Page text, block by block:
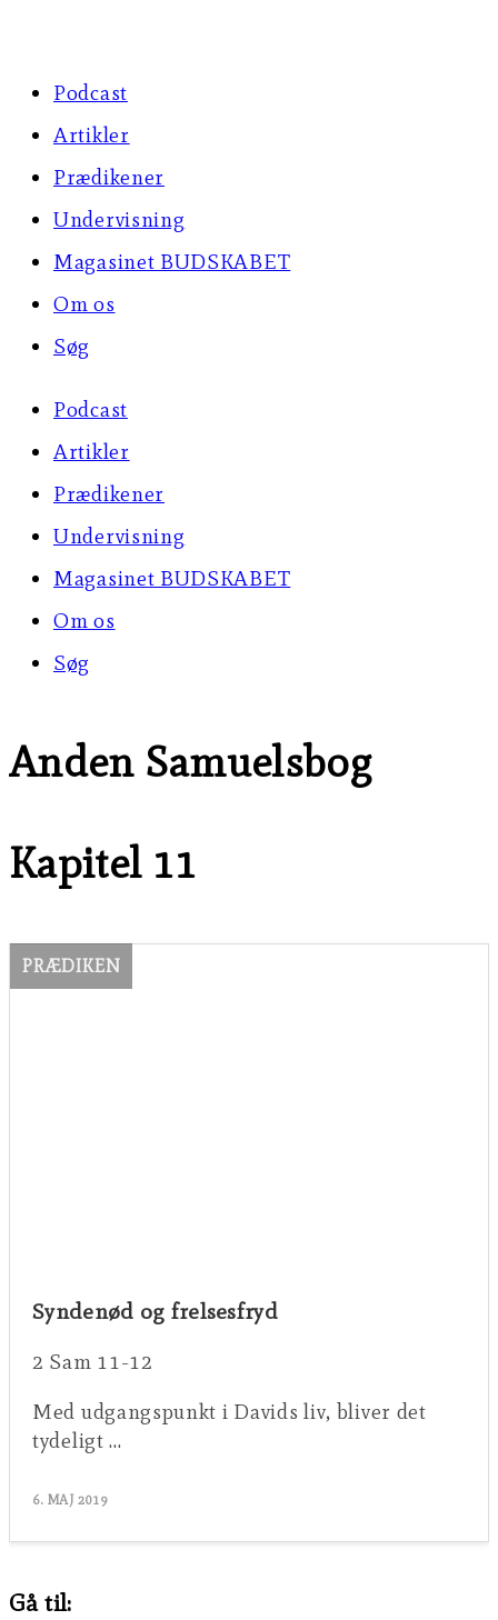
Podcast
Artikler
Prædikener
Undervisning
Magasinet BUDSKABET
Om os
Søg
Podcast
Artikler
Prædikener
Undervisning
Magasinet BUDSKABET
Om os
Søg
Anden Samuelsbog
Kapitel 11
PRÆDIKEN
Syndenød og frelsesfryd
2 Sam 11-12
Med udgangspunkt i Davids liv, bliver det
tydeligt …
6. MAJ 2019
Gå til: